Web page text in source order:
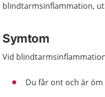
blindtarmsinflammation,
Symtom
Vid
Du får ont och är